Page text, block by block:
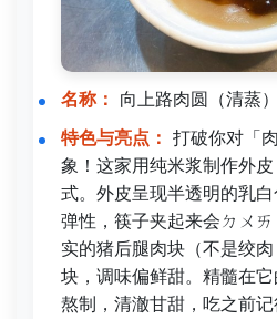
名称： 向上路肉圆（清蒸）
特色与亮点： 打破你对「
象！这家用纯米浆制作外
式。外皮呈现半透明的乳
弹性，筷子夹起来会ㄉㄨ
实的猪后腿肉块（不是绞
块，调味偏鲜甜。精髓在
熬制，清澈甘甜，吃之前